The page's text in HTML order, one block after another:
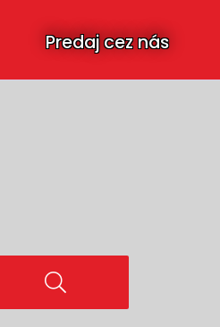
Predaj cez nás